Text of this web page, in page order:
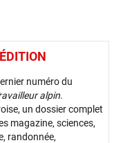
numéro du
alpin.
un dossier complet
magazine, sciences,
randonnée,